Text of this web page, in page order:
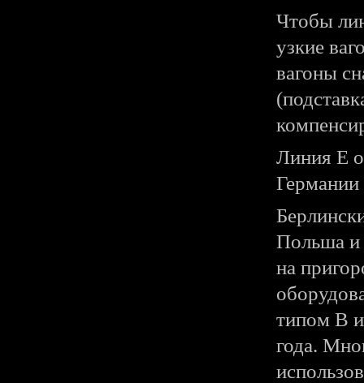
Чтобы
узкие
вагоны
Линия Е
Польша и
на
типом В
года.